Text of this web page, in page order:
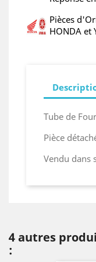
Pièces
HONDA et
Tube de
Pièce
Vendu dans
4 autres
: